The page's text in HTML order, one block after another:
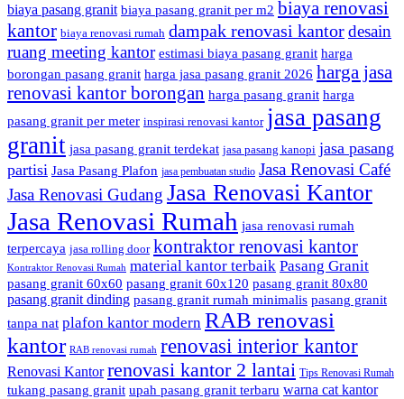
biaya pasang granit biaya pasang granit per m2 biaya renovasi
kantor biaya renovasi rumah dampak renovasi kantordesain
ruang meeting kantor estimasi biaya pasang granit harga
borongan pasang granit harga jasa pasang granit 2026 harga jasa
renovasi kantor borongan harga pasang granit harga
pasang granit per meter inspirasi renovasi kantor jasa pasang
granit jasa pasang granit terdekat jasa pasang kanopi jasa pasang
partisi Jasa Pasang Plafon jasa pembuatan studio Jasa Renovasi Café
Jasa Renovasi Gudang Jasa Renovasi Kantor
Jasa Renovasi Rumah jasa renovasi rumah
terpercaya jasa rolling door kontraktor renovasi kantor
Kontraktor Renovasi Rumah material kantor terbaik Pasang Granit
pasang granit 60x60 pasang granit 60x120 pasang granit 80x80
pasang granit dinding pasang granit rumah minimalis pasang granit
tanpa nat plafon kantor modern RAB renovasi
kantor RAB renovasi rumah renovasi interior kantor
Renovasi Kantor renovasi kantor 2 lantai Tips Renovasi Rumah
tukang pasang granit upah pasang granit terbaru warna cat kantor